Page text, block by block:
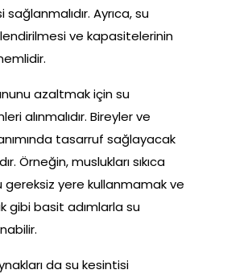
Ayrıca, su
ve kapasitelerinin
azaltmak için su
alınmalıdır. Bireyler ve
tasarruf sağlayacak
Örneğin, muslukları sıkıca
yere kullanmamak ve
gibi basit adımlarla su
da su kesintisi